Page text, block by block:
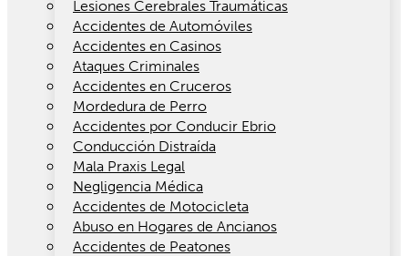
Lesiones Cerebrales Traumáticas
Accidentes de Automóviles
Accidentes en Casinos
Ataques Criminales
Accidentes en Cruceros
Mordedura de Perro
Accidentes por Conducir Ebrio
Conducción Distraída
Mala Praxis Legal
Negligencia Médica
Accidentes de Motocicleta
Abuso en Hogares de Ancianos
Accidentes de Peatones